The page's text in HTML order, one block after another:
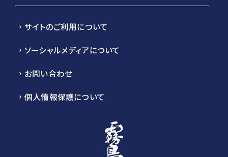
サイトのご利用について
ソーシャルメディアについて
お問い合わせ
個人情報保護について